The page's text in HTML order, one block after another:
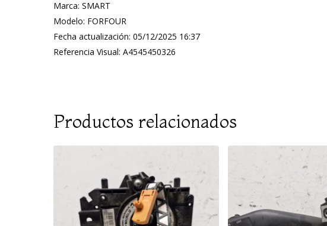
Marca: SMART
Modelo: FORFOUR
Fecha actualización: 05/12/2025 16:37
Referencia Visual: A4545450326
Productos relacionados